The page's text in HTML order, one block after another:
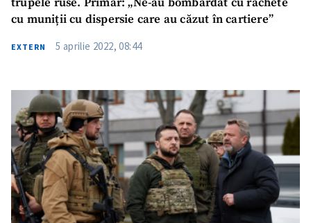
cu muniții cu dispersie care au căzut în cartiere”
EXTERN 5 aprilie 2022, 08:44